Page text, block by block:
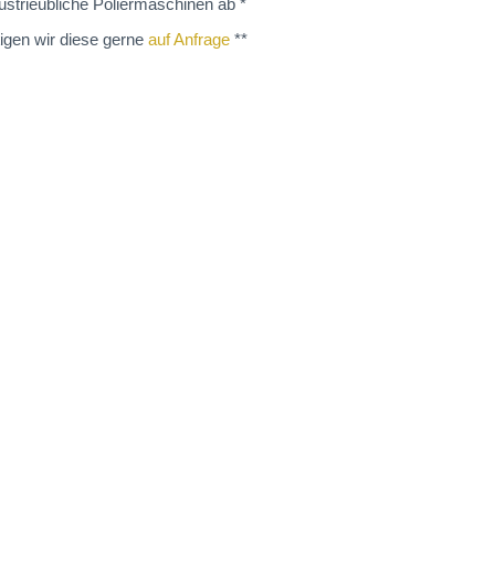
Poliermaschinen ab *
wir diese gerne auf Anfrage **